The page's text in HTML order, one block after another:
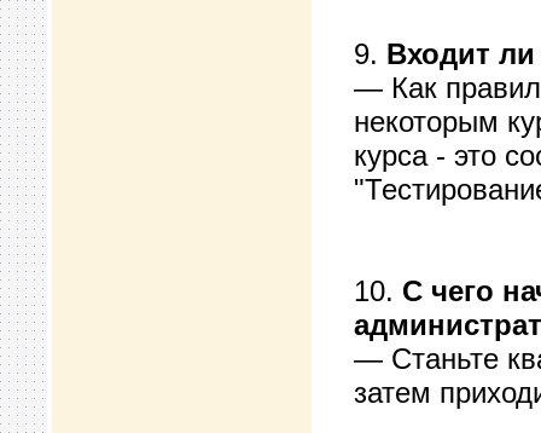
9. Входит ли
— Как
некоторым
курса - это
10. С чего
— Станьте
затем